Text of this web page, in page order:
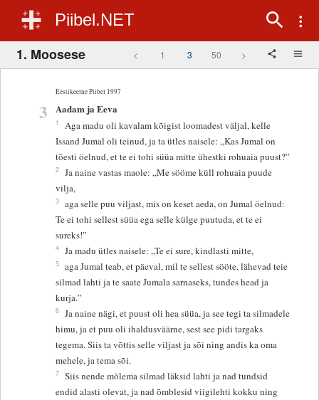
Piibel.NET
1. Moosese < 1 3 50 >
Eestikeelne Piibel 1997
3 Aadam ja Eeva
1
Aga madu oli kavalam kõigist loomadest väljal, kelle
Issand Jumal oli teinud, ja ta ütles naisele: „Kas Jumal on
tõesti öelnud, et te ei tohi süüa mitte ühestki rohuaia puust?”
2 Ja naine vastas maole: „Me sööme küll rohuaia puude
vilja,
3 aga selle puu viljast, mis on keset aeda, on Jumal öelnud:
Te ei tohi sellest süüa ega selle külge puutuda, et te ei
sureks!”
4 Ja madu ütles naisele: „Te ei sure, kindlasti mitte,
5 aga Jumal teab, et päeval, mil te sellest sööte, lähevad teie
silmad lahti ja te saate Jumala sarnaseks, tundes head ja
kurja.”
6 Ja naine nägi, et puust oli hea süüa, ja see tegi ta silmadele
himu, ja et puu oli ihaldusväärne, sest see pidi targaks
tegema. Siis ta võttis selle viljast ja sõi ning andis ka oma
mehele, ja tema sõi.
7 Siis nende mõlema silmad läksid lahti ja nad tundsid
endid alasti olevat, ja nad õmblesid viigilehti kokku ning